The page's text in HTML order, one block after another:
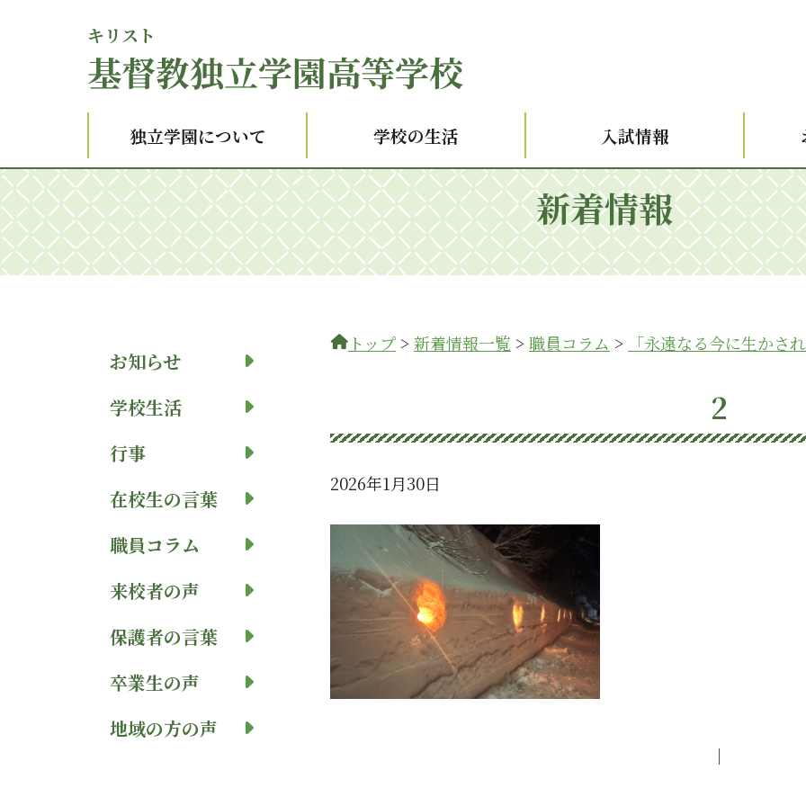
基督
キリスト
教独立学園高等学校
独立学園について 学校の生活 入試情報
新着情報
お知らせ
学校生活
行事
在校生の言葉
職員コラム
来校者の声
保護者の言葉
卒業生の声
地域の方の声
トップ > 新着情報一覧 > 職員コラム > 「永遠なる今に生か
2
2026年1月30日
｜